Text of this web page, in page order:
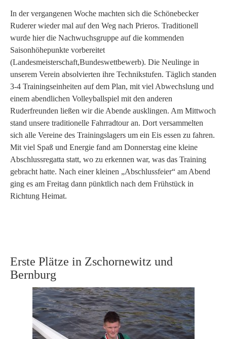
In der vergangenen Woche machten sich die Schönebecker
Ruderer wieder mal auf den Weg nach Prieros. Traditionell
wurde hier die Nachwuchsgruppe auf die kommenden
Saisonhöhepunkte vorbereitet
(Landesmeisterschaft,Bundeswettbewerb). Die Neulinge in
unserem Verein absolvierten ihre Technikstufen. Täglich standen
3-4 Trainingseinheiten auf dem Plan, mit viel Abwechslung und
einem abendlichen Volleyballspiel mit den anderen
Ruderfreunden ließen wir die Abende ausklingen. Am Mittwoch
stand unsere traditionelle Fahrradtour an. Dort versammelten
sich alle Vereine des Trainingslagers um ein Eis essen zu fahren.
Mit viel Spaß und Energie fand am Donnerstag eine kleine
Abschlussregatta statt, wo zu erkennen war, was das Training
gebracht hatte. Nach einer kleinen „Abschlussfeier“ am Abend
ging es am Freitag dann pünktlich nach dem Frühstück in
Richtung Heimat.
Erste Plätze in Zschornewitz und
Bernburg